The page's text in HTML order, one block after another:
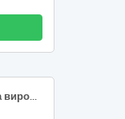
Послуги, що надаються автокраном на виробничих об’єктах АТ «Укрнафта»